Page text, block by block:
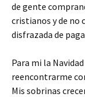
de gente
cristianos y de no
disfrazada de
Para mi la
reencontrarme
Mis sobrinas